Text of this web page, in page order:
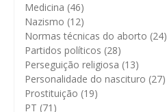
Medicina (46)
Nazismo (12)
Normas técnicas do aborto (24)
Partidos políticos (28)
Perseguição religiosa (13)
Personalidade do nascituro (27)
Prostituição (19)
PT (71)